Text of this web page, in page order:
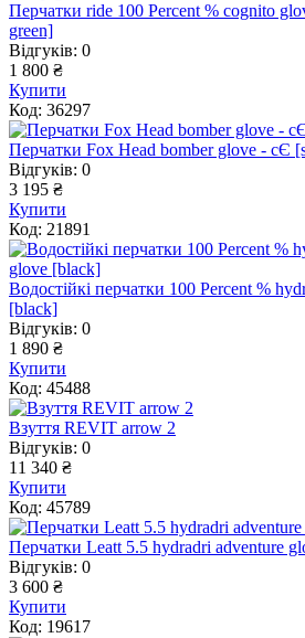
Перчатки ride 100 Percent % cognito
green]
Відгуків: 0
1 800 ₴
Купити
Код: 36297
Перчатки Fox Head bomber glove - cЄ
Відгуків: 0
3 195 ₴
Купити
Код: 21891
Водостійкі перчатки 100 Percent %
[black]
Відгуків: 0
1 890 ₴
Купити
Код: 45488
Взуття REVIT arrow 2
Відгуків: 0
11 340 ₴
Купити
Код: 45789
Перчатки Leatt 5.5 hydradri adventure
Відгуків: 0
3 600 ₴
Купити
Код: 19617